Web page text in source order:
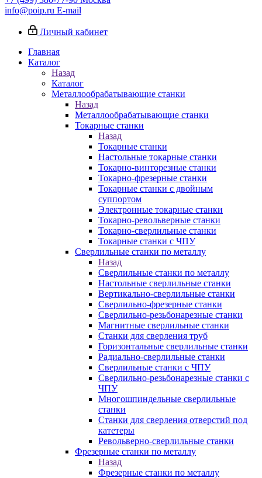
info@poip.ru E-mail
Личный кабинет
Главная
Каталог
Назад
Каталог
Металлообрабатывающие станки
Назад
Металлообрабатывающие станки
Токарные станки
Назад
Токарные станки
Настольные токарные станки
Токарно-винторезные станки
Токарно-фрезерные станки
Токарные станки с двойным
суппортом
Электронные токарные станки
Токарно-револьверные станки
Токарно-сверлильные станки
Токарные станки с ЧПУ
Сверлильные станки по металлу
Назад
Сверлильные станки по металлу
Настольные сверлильные станки
Вертикально-сверлильные станки
Сверлильно-фрезерные станки
Сверлильно-резьбонарезные станки
Магнитные сверлильные станки
Станки для сверления труб
Горизонтальные сверлильные станки
Радиально-сверлильные станки
Сверлильные станки с ЧПУ
Сверлильно-резьбонарезные станки с
ЧПУ
Многошпиндельные сверлильные
станки
Станки для сверления отверстий под
катетеры
Револьверно-сверлильные станки
Фрезерные станки по металлу
Назад
Фрезерные станки по металлу